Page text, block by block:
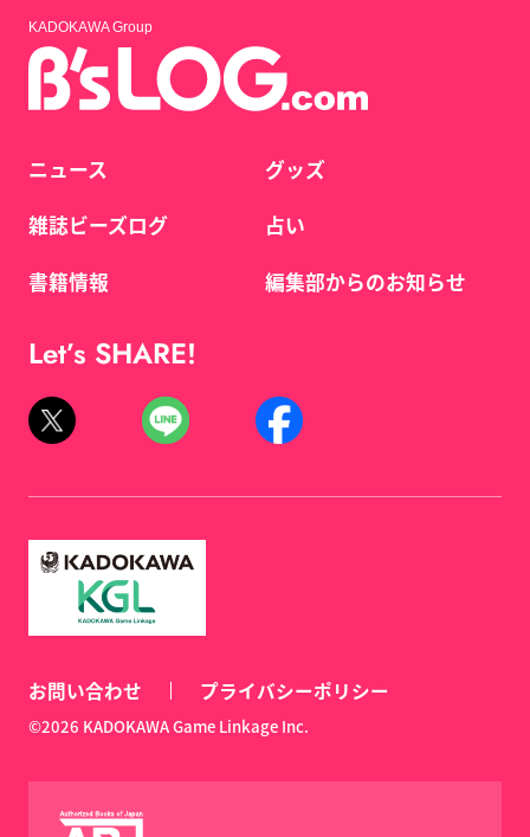
KADOKAWA Group
ニュース
雑誌ビーズログ
書籍情報
グッズ
占い
編集部からのお知らせ
Let’s SHARE!
お問い合わせ プライバシーポリシー
©2026 KADOKAWA Game Linkage Inc.